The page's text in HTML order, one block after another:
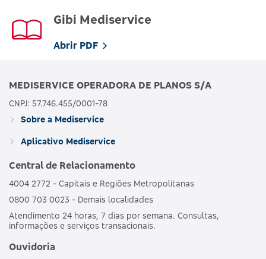
Gibi Mediservice
Abrir PDF
MEDISERVICE OPERADORA DE PLANOS S/A
CNPJ: 57.746.455/0001-78
Sobre a Mediservice
Aplicativo Mediservice
Central de Relacionamento
4004 2772 - Capitais e Regiões Metropolitanas
0800 703 0023 - Demais localidades
Atendimento 24 horas, 7 dias por semana. Consultas,
informações e serviços transacionais.
Ouvidoria